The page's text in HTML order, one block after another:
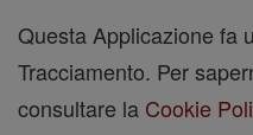
Questa Applicazione fa
Tracciamento. Per
consultare la Cookie